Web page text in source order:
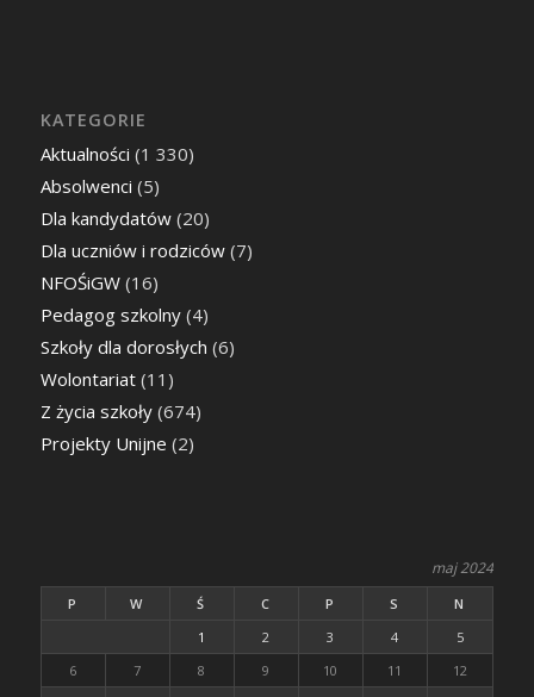
KATEGORIE
Aktualności (1 330)
Absolwenci (5)
Dla kandydatów(20)
Dla uczniów i rodziców(7)
NFOŚiGW(16)
Pedagog szkolny(4)
Szkoły dla dorosłych (6)
Wolontariat(11)
Z życia szkoły(674)
Projekty Unijne (2)
maj 2024
P W Ś C P S
N
1
2 3 4
5
6
7 8 9 10 11
12